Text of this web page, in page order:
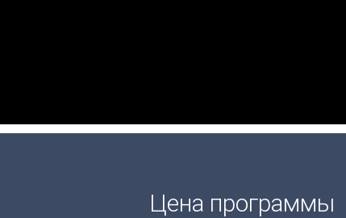
Цена программы